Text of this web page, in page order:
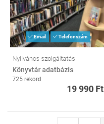
Email Telefonszám
Nyilvános szolgáltatás
Könyvtár adatbázis
725 rekord
19 990 Ft